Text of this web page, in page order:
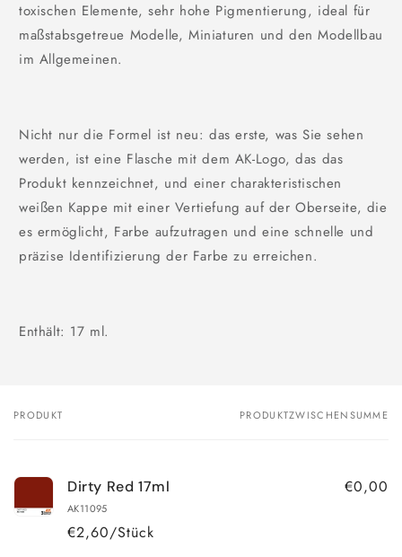
toxischen Elemente, sehr hohe Pigmentierung, ideal für
maßstabsgetreue Modelle, Miniaturen und den Modellbau
im Allgemeinen.
Nicht nur die Formel ist neu: das erste, was Sie sehen
werden, ist eine Flasche mit dem AK-Logo, das das
Produkt kennzeichnet, und einer charakteristischen
weißen Kappe mit einer Vertiefung auf der Oberseite, die
es ermöglicht, Farbe aufzutragen und eine schnelle und
präzise Identifizierung der Farbe zu erreichen.
Enthält: 17 ml.
Dein
PRODUKT PRODUKTZWISCHENSUMME
Dirty Red 17ml
AK11095
€2,60/Stück
€0,00